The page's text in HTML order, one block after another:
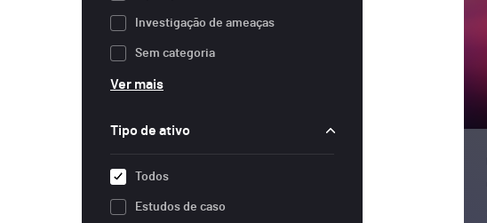
Investigação de ameaças
Sem categoria
Ver mais
Tipo de ativo
Todos
Estudos de caso